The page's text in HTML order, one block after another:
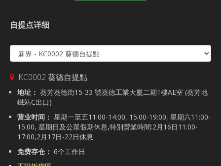
自提点详细
KC0002 葵德自提點
地址： 葵芳葵德街15-33 號葵德工業大廈二期1樓AE室 (葵芳地
鐵站C出口)
营业时间： 星期一至五11:00-14:00, 15:00-19:00, 星期六11:00-
15:00, 星期日及公眾假期休息,特別營業時間:2月16日11:00-
17:00,2月17日-22日休息
免费存仓： 6个工作日